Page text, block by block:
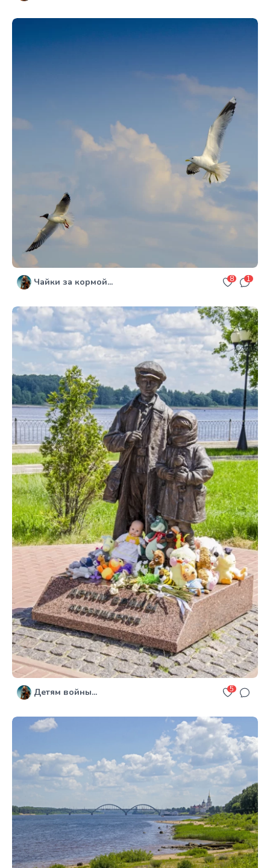
Чайки за кормой... 8 1
Детям войны... 5